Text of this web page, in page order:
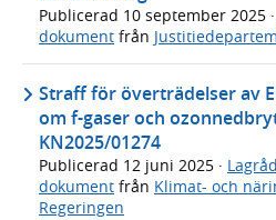
Publicerad 10 september 2025 ·
dokument från
Straff för överträdelser av
om f-gaser och
KN2025/01274
Publicerad 12 juni 2025 ·
dokument från Klimat- och
Regeringen